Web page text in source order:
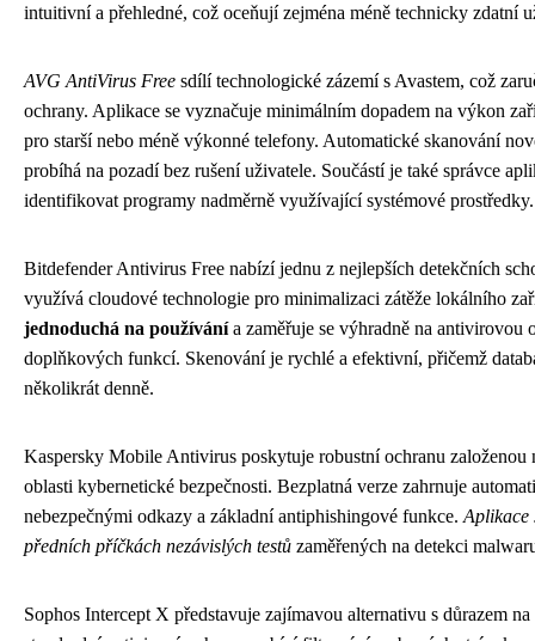
intuitivní a přehledné, což oceňují zejména méně technicky zdatní
AVG AntiVirus Free sdílí technologické zázemí s Avastem, což
ochrany. Aplikace se vyznačuje minimálním dopadem na výkon
pro starší nebo méně výkonné telefony. Automatické skanování
probíhá na pozadí bez rušení uživatele. Součástí je také správce
identifikovat programy nadměrně využívající systémové prostředky.
Bitdefender Antivirus Free nabízí jednu z nejlepších detekčních
využívá cloudové technologie pro minimalizaci zátěže lokálního
jednoduchá na používánía zaměřuje se výhradně na antivirovou
doplňkových funkcí. Skenování je rychlé a efektivní, přičemž
několikrát denně.
Kaspersky Mobile Antivirus poskytuje robustní ochranu založenou
oblasti kybernetické bezpečnosti. Bezplatná verze zahrnuje
nebezpečnými odkazy a základní antiphishingové funkce. Aplikace
předních příčkách nezávislých testů zaměřených na detekci
Sophos Intercept X představuje zajímavou alternativu s důrazem